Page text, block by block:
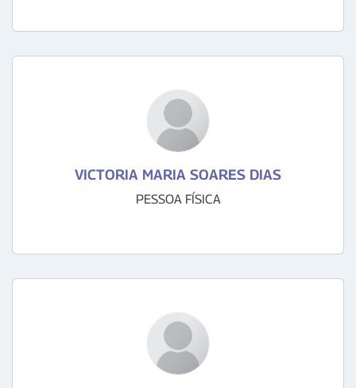
VICTORIA MARIA SOARES DIAS
PESSOA FÍSICA